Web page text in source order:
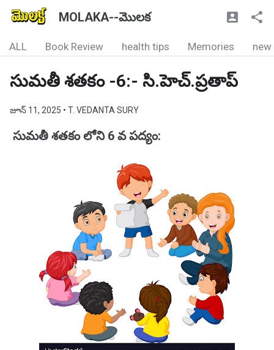
MOLAKA--మొలక
ALL Book Review health tips Memories new
సుమతీ శతకం -6:- సి.హెచ్.ప్రతాప్
జూన్ 11, 2025 • T. VEDANTA SURY
సుమతీ శతకం లోని 6 వ పద్యం: